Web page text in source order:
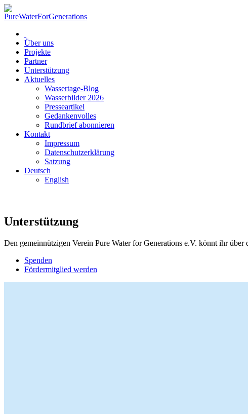
Über uns
Projekte
Partner
Unterstützung
Aktuelles
Wassertage-Blog
Wasserbilder 2026
Presseartikel
Gedankenvolles
Rundbrief abonnieren
Kontakt
Impressum
Datenschutzerklärung
Satzung
Deutsch
English
Unterstützung
Den gemeinnützigen Verein Pure Water for Generations e.V. könnt ihr über
Spenden
Fördermitglied werden